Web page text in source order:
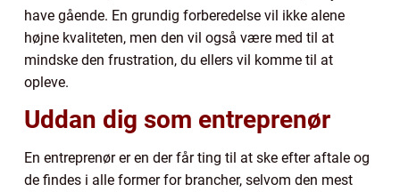
have gående. En grundig forberedelse vil ikke alene
højne kvaliteten, men den vil også være med til at
mindske den frustration, du ellers vil komme til at
opleve.
Uddan dig som entreprenør
En entreprenør er en der får ting til at ske efter aftale og
de findes i alle former for brancher, selvom den mest